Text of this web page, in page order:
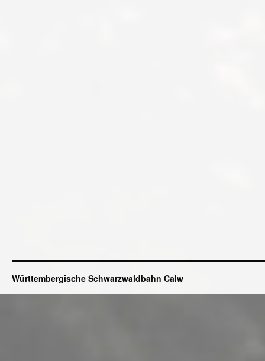
Württembergische Schwarzwaldbahn Calw